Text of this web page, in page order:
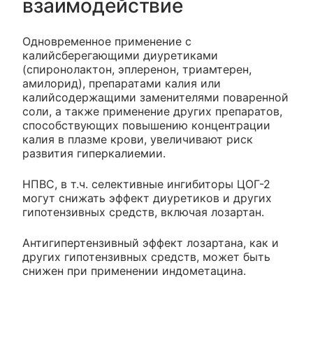
взаимодействие
Одновременное применение с
калийсберегающими диуретиками
(спиронолактон, эплеренон, триамтерен,
амилорид), препаратами калия или
калийсодержащими заменителями поваренной
соли, а также применение других препаратов,
способствующих повышению концентрации
калия в плазме крови, увеличивают риск
развития гиперкалиемии.
НПВС, в т.ч. селективные ингибиторы ЦОГ-2
могут снижать эффект диуретиков и других
гипотензивных средств, включая лозартан.
Антигипертензивный эффект лозартана, как и
других гипотензивных средств, может быть
снижен при применении индометацина.